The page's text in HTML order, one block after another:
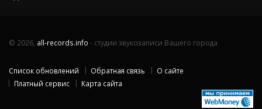
© 2026, all-records.info - студии звукозаписи Вашего города
Список обновлений Обратная связь
О сайте
Платный сервис
Карта сайта